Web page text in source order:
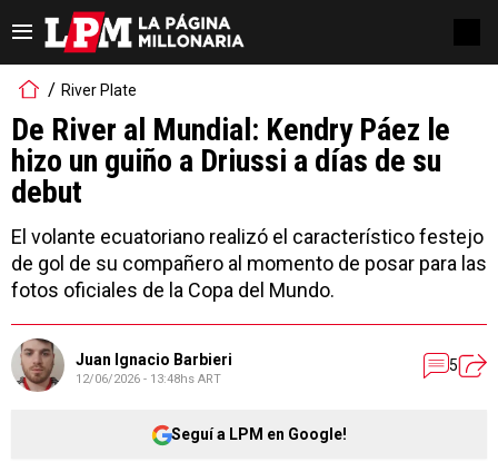
River Plate
De River al Mundial: Kendry Páez le
hizo un guiño a Driussi a días de su
debut
El volante ecuatoriano realizó el característico festejo
de gol de su compañero al momento de posar para las
fotos oficiales de la Copa del Mundo.
Juan Ignacio Barbieri
12/06/2026 - 13:48hs ART
5
Seguí a LPM en Google!